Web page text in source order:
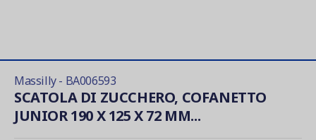
Massilly - BA006593
SCATOLA DI ZUCCHERO, COFANETTO
JUNIOR 190 X 125 X 72 MM...